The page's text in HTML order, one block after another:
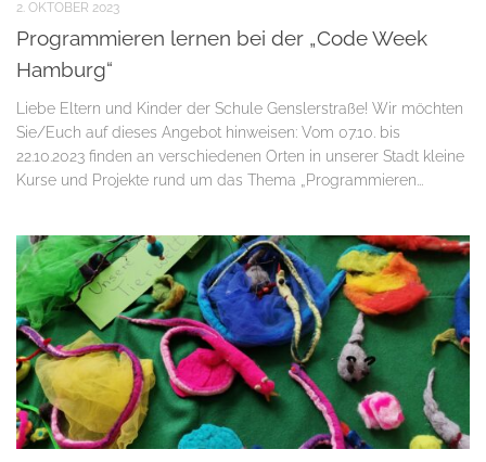
2. OKTOBER 2023
Programmieren lernen bei der „Code Week
Hamburg“
Liebe Eltern und Kinder der Schule Genslerstraße! Wir möchten
Sie/Euch auf dieses Angebot hinweisen: Vom 07.10. bis
22.10.2023 finden an verschiedenen Orten in unserer Stadt kleine
Kurse und Projekte rund um das Thema „Programmieren...